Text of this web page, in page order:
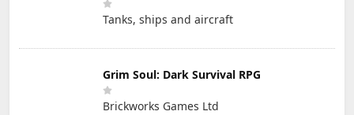
Tanks, ships and aircraft
Grim Soul: Dark Survival RPG
Brickworks Games Ltd